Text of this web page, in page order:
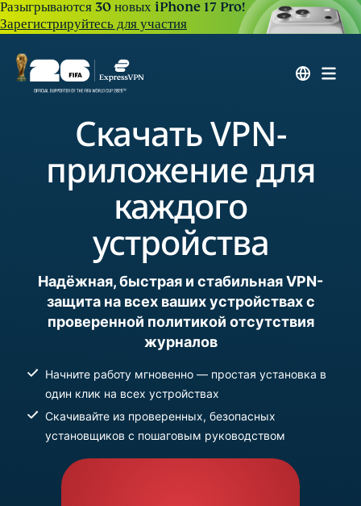
Разыгрываются 30 новых iPhone 17 Pro!
Зарегистрируйтесь для участия
Скачать VPN-
приложение для
каждого
устройства
Надёжная, быстрая и стабильная VPN-
защита на всех ваших устройствах с
проверенной политикой отсутствия
журналов
Начните работу мгновенно — простая установка в
один клик на всех устройствах
Скачивайте из проверенных, безопасных
установщиков с пошаговым руководством